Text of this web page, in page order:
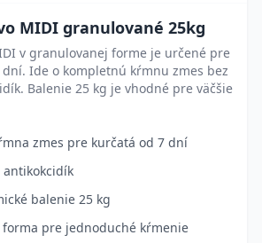
MIDI granulované 25kg
v granulovanej forme je určené pre
Ide o kompletnú kŕmnu zmes bez
Balenie 25 kg je vhodné pre väčšie
zmes pre kurčatá od 7 dní
antikokcidík
balenie 25 kg
forma pre jednoduché kŕmenie